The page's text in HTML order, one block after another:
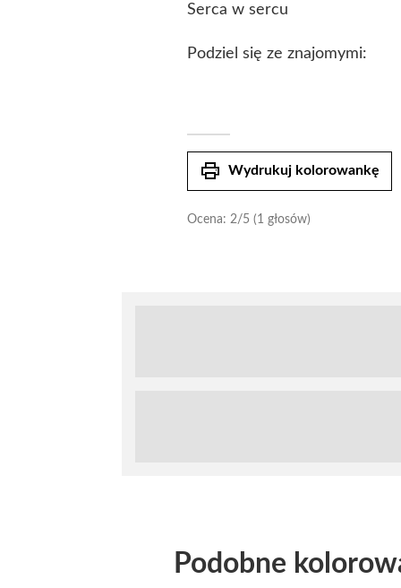
Serca w sercu
Podziel się ze znajomymi:
print Wydrukuj kolorowankę
Ocena: 2/5 (1 głosów)
Podobne